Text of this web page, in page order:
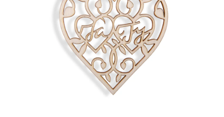
TIPY NA TVOŘENÍ
Kontaktujte nás
O nás - kdo jsme?